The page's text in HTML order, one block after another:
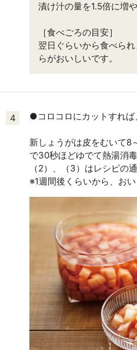
漬け汁の量を1.5倍に増
［食べごろの目安］
翌日ぐらいから食べら
らがおいしいです。
4 ●コロコロにカットすれば
新しょうがは皮をむいて8
で30秒ほどゆでて熱湯消
（2）、（3）はレシピの通
※1週間後くらいから、おい